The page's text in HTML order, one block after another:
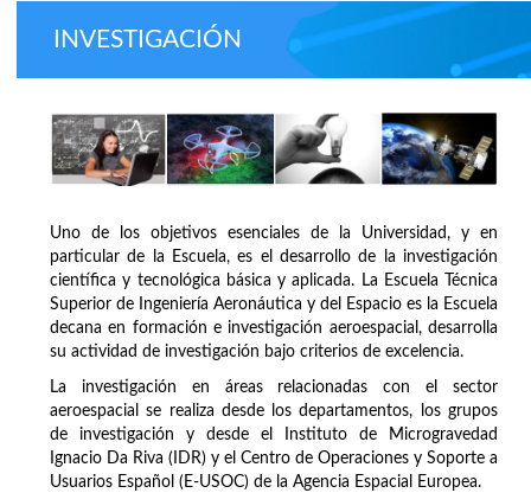
INVESTIGACIÓN
Uno de los objetivos esenciales de la Universidad, y en
particular de la Escuela, es el desarrollo de la investigación
científica y tecnológica básica y aplicada. La Escuela Técnica
Superior de Ingeniería Aeronáutica y del Espacio es la Escuela
decana en formación e investigación aeroespacial, desarrolla
su actividad de investigación bajo criterios de excelencia.
La investigación en áreas relacionadas con el sector
aeroespacial se realiza desde los departamentos, los grupos
de investigación y desde el Instituto de Microgravedad
Ignacio Da Riva (IDR) y el Centro de Operaciones y Soporte a
Usuarios Español (E-USOC) de la Agencia Espacial Europea.